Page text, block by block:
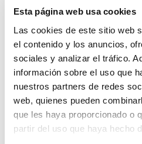
Esta página web usa cookies
Las cookies de este sitio web
el contenido y los anuncios,
sociales y analizar el tráfico.
información sobre el uso que
nuestros partners de redes
web, quienes pueden
que les haya proporcionado o
partir del uso que haya hecho
descargas
SDS/ Hoja de seguridad
Regístrate para
descargas
Los productos marcados
productos marca Scharlau
listos para una entrega